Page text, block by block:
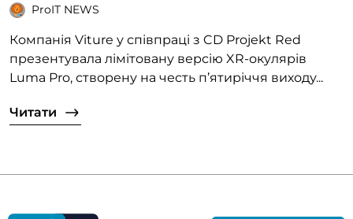
ProIT NEWS
Компанія Viture у співпраці з CD Projekt Red
презентувала лімітовану версію XR-окулярів
Luma Pro, створену на честь п’ятиріччя виходу...
Читати